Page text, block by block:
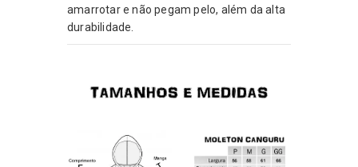
amarrotar e não pegam pelo, além da alta
durabilidade.